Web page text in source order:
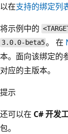
以在支持的绑定列
将示例中的
3.0.0-beta5。 在
本。面向该绑定的
对应的主版本。
提示
还可以在 C# 开发
包。